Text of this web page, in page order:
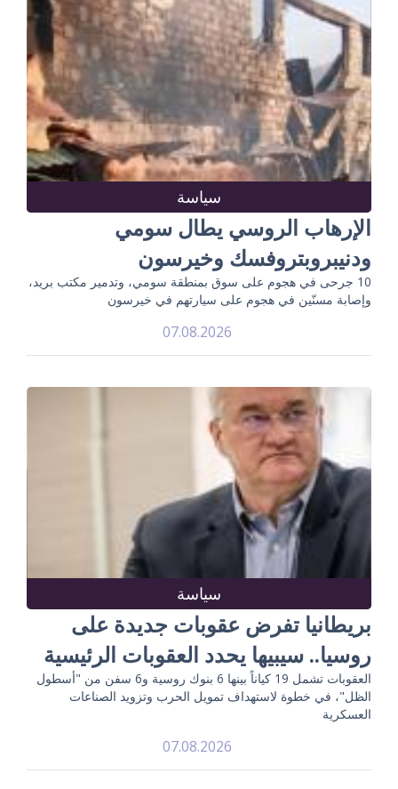
سياسة
الإرهاب الروسي يطال سومي
ودنيبروبتروفسك وخيرسون
10 جرحى في هجوم على سوق بمنطقة سومي، وتدمير مكتب بريد،
وإصابة مسنّين في هجوم على سيارتهم في خيرسون
07.08.2026
سياسة
بريطانيا تفرض عقوبات جديدة على
روسيا.. سيبيها يحدد العقوبات الرئيسية
العقوبات تشمل 19 كياناً بينها 6 بنوك روسية و6 سفن من "أسطول
الظل"، في خطوة لاستهداف تمويل الحرب وتزويد الصناعات
العسكرية
07.08.2026